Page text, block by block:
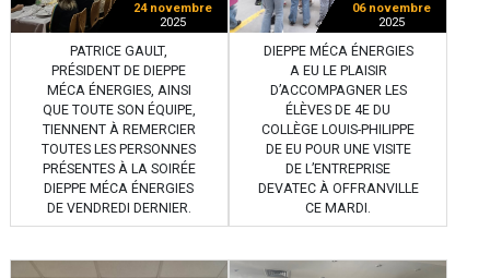
24 novembre
2025
PATRICE GAULT,
PRÉSIDENT DE DIEPPE
MÉCA ÉNERGIES, AINSI
QUE TOUTE SON ÉQUIPE,
TIENNENT À REMERCIER
TOUTES LES PERSONNES
PRÉSENTES À LA SOIRÉE
DIEPPE MÉCA ÉNERGIES
DE VENDREDI DERNIER.
06 novembre
2025
DIEPPE MÉCA ÉNERGIES
A EU LE PLAISIR
D’ACCOMPAGNER LES
ÉLÈVES DE 4E DU
COLLÈGE LOUIS-PHILIPPE
DE EU POUR UNE VISITE
DE L’ENTREPRISE
DEVATEC À OFFRANVILLE
CE MARDI.